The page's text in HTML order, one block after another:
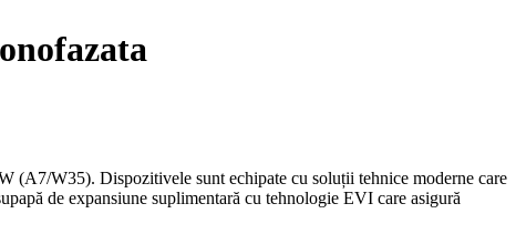
(A7/W35). Dispozitivele sunt echipate cu soluții tehnice moderne care
de expansiune suplimentară cu tehnologie EVI care asigură